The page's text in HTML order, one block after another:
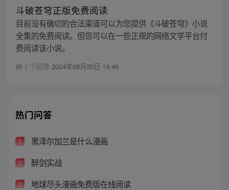
斗破苍穹正版免费阅读
目前没有确切的合法渠道可以为您提供《斗破苍穹》小说
全集的免费阅读。但您可以在一些正规的网络文学平台付
费阅读该小说。
1 个回答 2024年08月30日 14:49
热门问答
1 黑泽尔加兰是什么漫画
2 醉剑实战
3 地球尽头漫画免费版在线阅读